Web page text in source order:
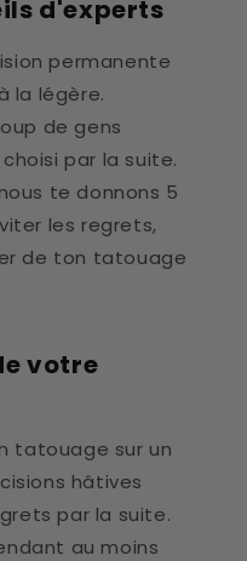
d'experts
permanente
la légère.
de gens
par la suite.
te donnons 5
les regrets,
de ton tatouage
votre
tatouage sur un
hâtives
par la suite.
au moins